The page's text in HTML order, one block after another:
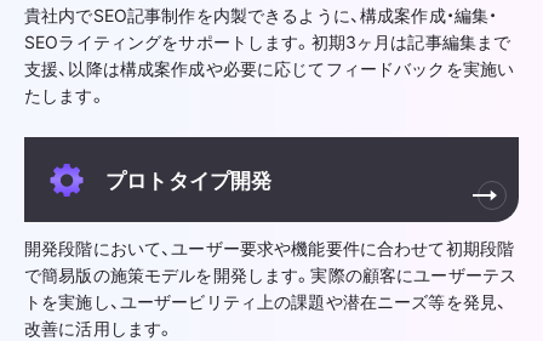
貴社内でSEO記事制作を内製できるように、構成案作成・編集・
SEOライティングをサポートします。初期3ヶ月は記事編集まで
支援、以降は構成案作成や必要に応じてフィードバックを実施い
たします。
プロトタイプ開発
開発段階において、ユーザー要求や機能要件に合わせて初期段階
で簡易版の施策モデルを開発します。実際の顧客にユーザーテス
トを実施し、ユーザービリティ上の課題や潜在ニーズ等を発見、
改善に活用します。